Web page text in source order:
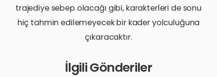
trajediye sebep olacağı gibi, karakterleri de sonu
hiç tahmin edilemeyecek bir kader yolculuğuna
çıkaracaktır.
İlgili Gönderiler